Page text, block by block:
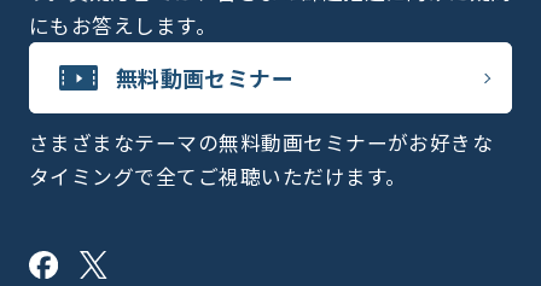
にもお答えします。
無料動画セミナー
さまざまなテーマの無料動画セミナーがお好きな
タイミングで全てご視聴いただけます。